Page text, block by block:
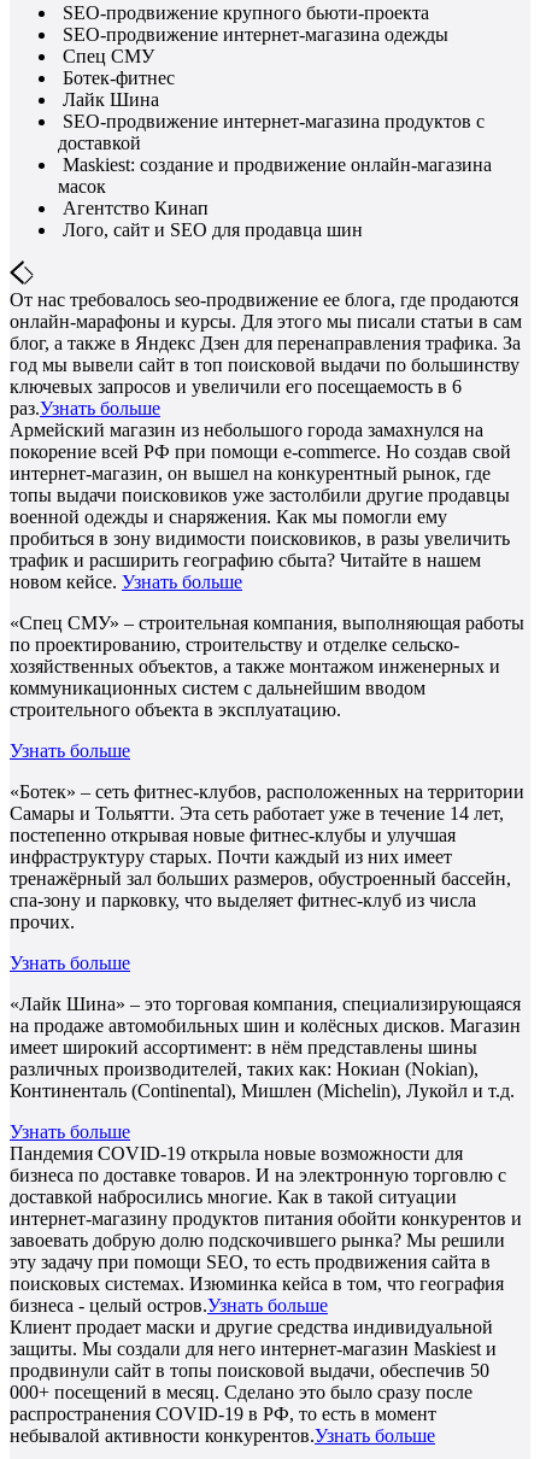
SEO-продвижение крупного бьюти-проекта
SEO-продвижение интернет-магазина одежды
Спец СМУ
Ботек-фитнес
Лайк Шина
SEO-продвижение интернет-магазина продуктов с
доставкой
Maskiest: создание и продвижение онлайн-магазина
масок
Агентство Кинап
Лого, сайт и SEO для продавца шин
От нас требовалось seo-продвижение ее блога, где продаются
онлайн-марафоны и курсы. Для этого мы писали статьи в сам
блог, а также в Яндекс Дзен для перенаправления трафика. За
год мы вывели сайт в топ поисковой выдачи по большинству
ключевых запросов и увеличили его посещаемость в 6
раз.Узнать больше
Армейский магазин из небольшого города замахнулся на
покорение всей РФ при помощи e-commerce. Но создав свой
интернет-магазин, он вышел на конкурентный рынок, где
топы выдачи поисковиков уже застолбили другие продавцы
военной одежды и снаряжения. Как мы помогли ему
пробиться в зону видимости поисковиков, в разы увеличить
трафик и расширить географию сбыта? Читайте в нашем
новом кейсе. Узнать больше
«Спец СМУ» – строительная компания, выполняющая работы
по проектированию, строительству и отделке сельско-
хозяйственных объектов, а также монтажом инженерных и
коммуникационных систем с дальнейшим вводом
строительного объекта в эксплуатацию.
Узнать больше
«Ботек» – сеть фитнес-клубов, расположенных на территории
Самары и Тольятти. Эта сеть работает уже в течение 14 лет,
постепенно открывая новые фитнес-клубы и улучшая
инфраструктуру старых. Почти каждый из них имеет
тренажёрный зал больших размеров, обустроенный бассейн,
спа-зону и парковку, что выделяет фитнес-клуб из числа
прочих.
Узнать больше
«Лайк Шина» – это торговая компания, специализирующаяся
на продаже автомобильных шин и колёсных дисков. Магазин
имеет широкий ассортимент: в нём представлены шины
различных производителей, таких как: Нокиан (Nokian),
Континенталь (Continental), Мишлен (Michelin), Лукойл и т.д.
Узнать больше
Пандемия COVID-19 открыла новые возможности для
бизнеса по доставке товаров. И на электронную торговлю с
доставкой набросились многие. Как в такой ситуации
интернет-магазину продуктов питания обойти конкурентов и
завоевать добрую долю подскочившего рынка? Мы решили
эту задачу при помощи SEO, то есть продвижения сайта в
поисковых системах. Изюминка кейса в том, что география
бизнеса - целый остров.Узнать больше
Клиент продает маски и другие средства индивидуальной
защиты. Мы создали для него интернет-магазин Maskiest и
продвинули сайт в топы поисковой выдачи, обеспечив 50
000+ посещений в месяц. Сделано это было сразу после
распространения COVID-19 в РФ, то есть в момент
небывалой активности конкурентов.Узнать больше